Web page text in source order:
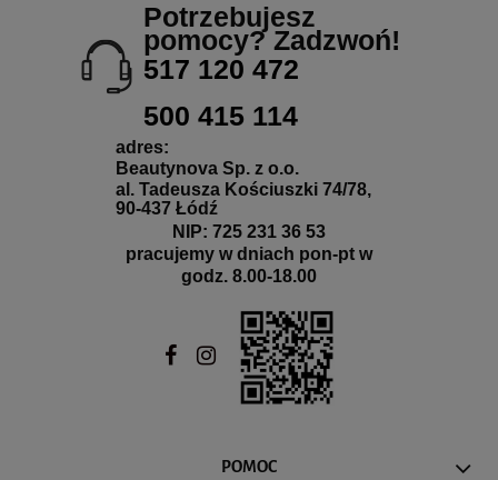
Potrzebujesz
pomocy? Zadzwoń!
517 120 472
500 415 114
adres:
Beautynova Sp. z o.o.
al. Tadeusza Kościuszki 74/78,
90-437 Łódź
NIP: 725 231 36 53
pracujemy w dniach pon-pt w
godz. 8.00-18.00
POMOC